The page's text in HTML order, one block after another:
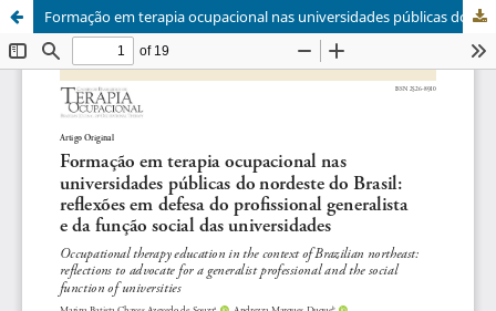
Formação em terapia ocupacional nas universidades públicas do nordeste do Brasil: reflexões em defesa do profissional generalista e da função social das universidades